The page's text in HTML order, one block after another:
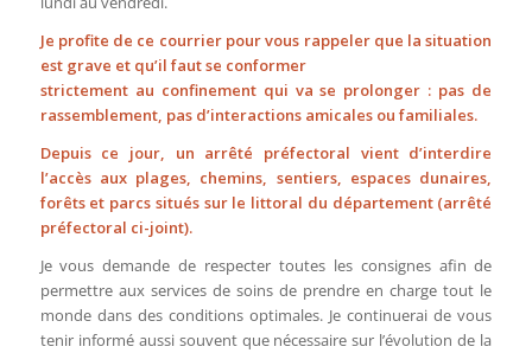
Je profite de ce courrier pour vous rappeler que la situation
est grave et qu’il faut se conformer
strictement au confinement qui va se prolonger : pas de
rassemblement, pas d’interactions amicales ou familiales.
Depuis ce jour, un arrêté préfectoral vient d’interdire
l’accès aux plages, chemins, sentiers, espaces dunaires,
forêts et parcs situés sur le littoral du département (arrêté
préfectoral ci-joint).
Je vous demande de respecter toutes les consignes afin de
permettre aux services de soins de prendre en charge tout le
monde dans des conditions optimales. Je continuerai de vous
tenir informé aussi souvent que nécessaire sur l’évolution de la